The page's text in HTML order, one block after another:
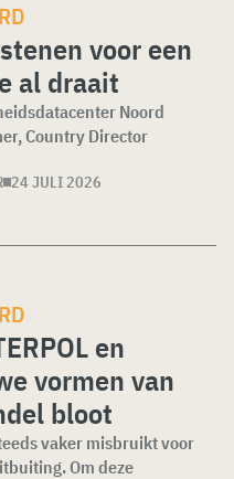
voor een
al draait
Noord
Country Director
24 JULI 2026
en
vormen van
bloot
vaker misbruikt voor
Om deze